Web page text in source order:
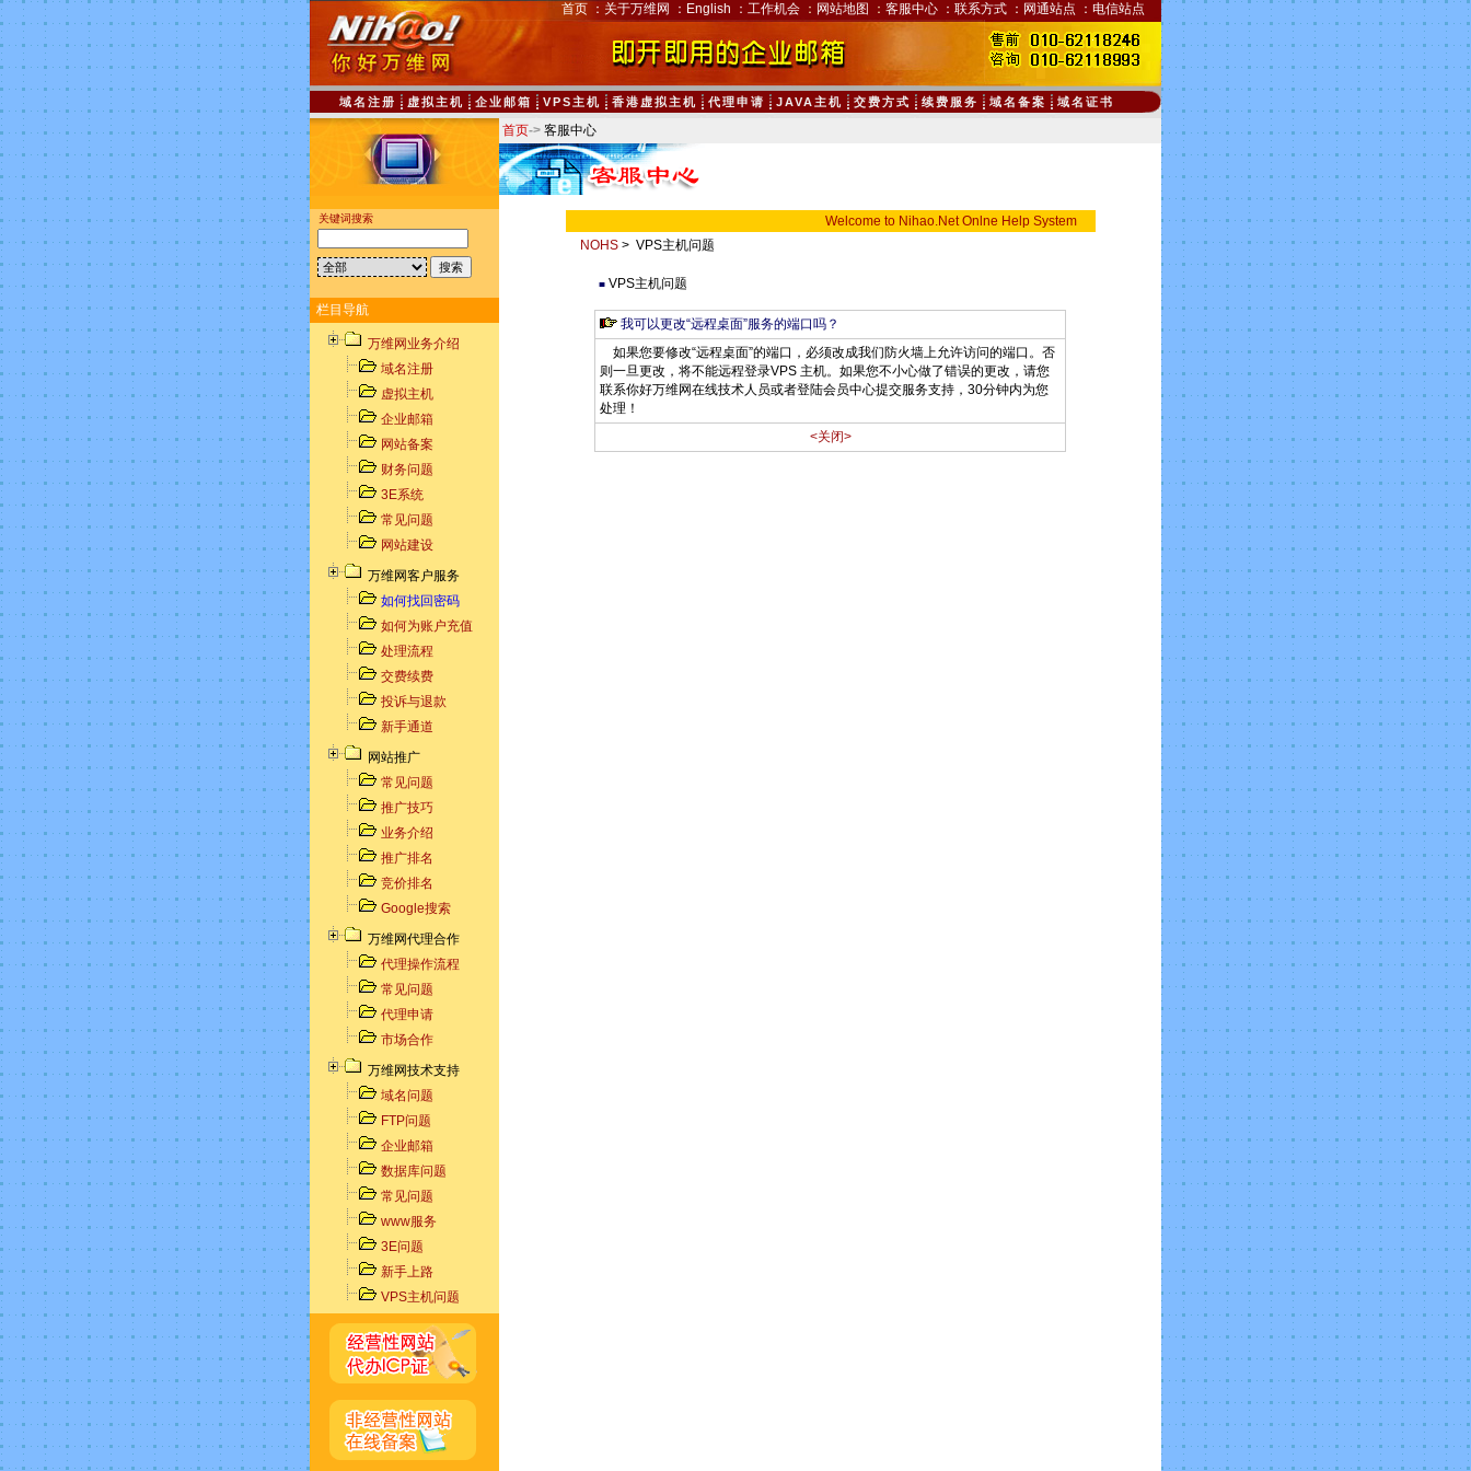
首页 ： 关于万维网 ： English ： 工作机会 ： 网站地图 ： 客服中心 ： 联系方式 ： 网通站点 ： 电信站点
域名注册 虚拟主机 企业邮箱 VPS主机 香港虚拟主机 代理申请 JAVA主机 交费方式 续费服务 域名备案 域名证书
关键词搜索
栏目导航
万维网业务介绍
域名注册
虚拟主机
企业邮箱
网站备案
财务问题
3E系统
常见问题
网站建设
万维网客户服务
如何找回密码
如何为账户充值
处理流程
交费续费
投诉与退款
新手通道
网站推广
常见问题
推广技巧
业务介绍
推广排名
竞价排名
Google搜索
万维网代理合作
代理操作流程
常见问题
代理申请
市场合作
万维网技术支持
域名问题
FTP问题
企业邮箱
数据库问题
常见问题
www服务
3E问题
新手上路
VPS主机问题
首页-> 客服中心
Welcome to Nihao.Net Onlne Help System
NOHS> VPS主机问题
■VPS主机问题
我可以更改“远程桌面”服务的端口吗？
如果您要修改“远程桌面”的端口，必须改成我们防火墙上允许访问的端口。否
则一旦更改，将不能远程登录VPS 主机。如果您不小心做了错误的更改，请您
联系你好万维网在线技术人员或者登陆会员中心提交服务支持，30分钟内为您
处理！
<关闭>